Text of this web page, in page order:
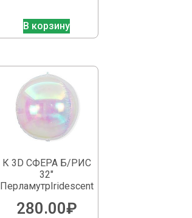
В корзину
К 3D СФЕРА Б/РИС
32″
ПерламутрIridescent
280.00₽